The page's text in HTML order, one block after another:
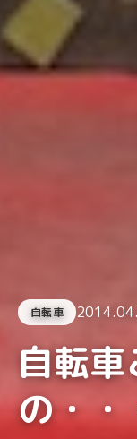
自転車
自転
の・・